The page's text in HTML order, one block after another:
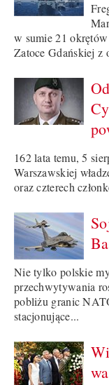
w sumie 21
Zatoce Gdańskiej z
162 lata temu, 5
Warszawskiej
oraz czterech
Nie tylko polskie
przechwytywania
pobliżu granic
stacjonujące...